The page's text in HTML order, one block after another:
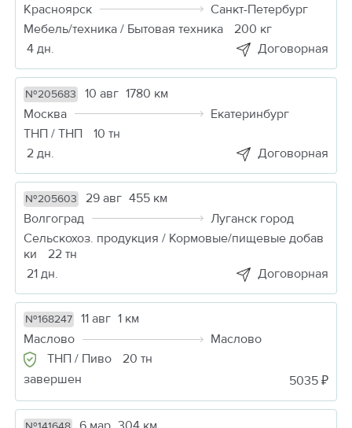
Красноярск
Санкт-Петербург
Мебель/техника / Бытовая техника
200 кг
4 дн.
Договорная
№205683 10 авг 1780 км
Москва
Екатеринбург
ТНП / ТНП
10 тн
2 дн.
Договорная
№205603 29 авг 455 км
Волгоград
Луганск город
Сельскохоз. продукция / Кормовые/пищевые добав
ки
22 тн
21 дн.
Договорная
№168247 11 авг 1 км
Маслово
Маслово
ТНП / Пиво
20 тн
завершен
5035 ₽